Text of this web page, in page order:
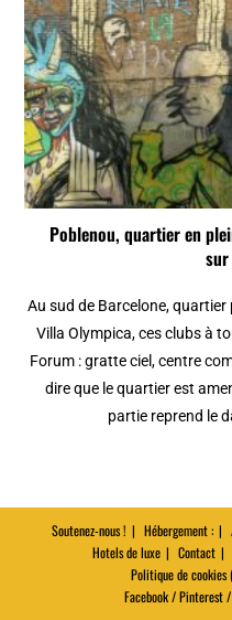
Poblenou, quartier en
Au sud de Barcelone,
Villa Olympica, ces clubs à
Forum : gratte ciel, centre
dire que le quartier est
partie reprend le
Soutenez-nous ! Hébergement :
Hotels de luxe
Contact
Politique de cookies
Facebook / Pinterest